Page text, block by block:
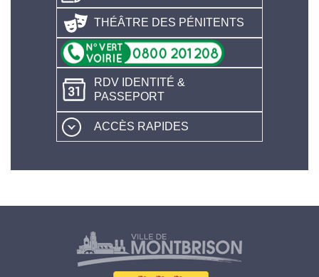
THÉÂTRE DES PÉNITENTS
RDV IDENTITÉ &
PASSEPORT
ACCÈS RAPIDES